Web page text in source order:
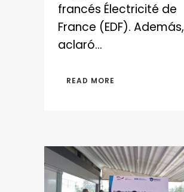
francés Électricité de
France (EDF). Además,
aclaró...
READ MORE